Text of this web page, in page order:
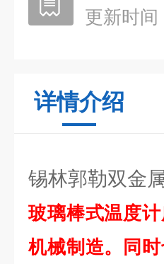
更新时间
详情介绍
锡林郭勒双金
玻璃棒式温度
机械制造。同